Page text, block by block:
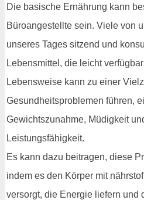
Die basische Ernährung kann
Büroangestellte sein. Viele von
unseres Tages sitzend und
Lebensmittel, die leicht
Lebensweise kann zu einer
Gesundheitsproblemen führen,
Gewichtszunahme, Müdigkeit
Leistungsfähigkeit.
Es kann dazu beitragen, diese
indem es den Körper mit
versorgt, die Energie liefern und